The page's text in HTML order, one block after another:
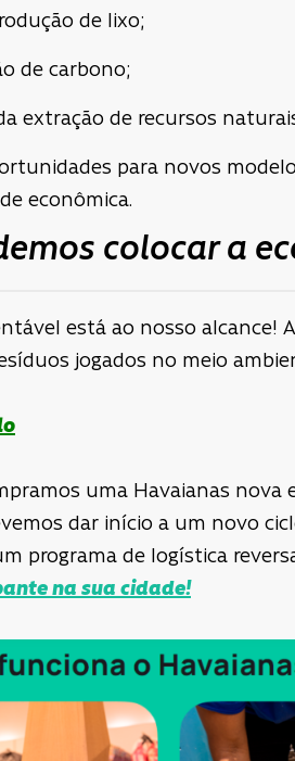
de lixo;
de carbono;
extração de recursos
para novos
econômica.
colocar a
está ao nosso
jogados no meio
uma Havaianas nova
dar início a um novo
programa de logística
na sua cidade!